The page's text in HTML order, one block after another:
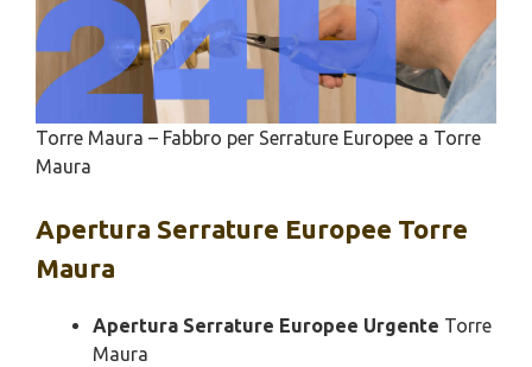
Torre Maura – Fabbro per Serrature Europee a Torre
Maura
Apertura Serrature Europee Torre
Maura
Apertura Serrature Europee Urgente Torre
Maura